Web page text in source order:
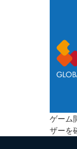
ゲーム
ザーを